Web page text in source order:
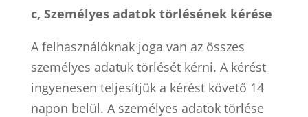
c, Személyes adatok törlésének kérése
A felhasználóknak joga van az összes
személyes adatuk törlését kérni. A kérést
ingyenesen teljesítjük a kérést követő 14
napon belül. A személyes adatok törlése